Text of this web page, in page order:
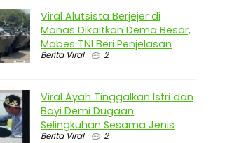
Viral Alutsista Berjejer di
Monas Dikaitkan Demo Besar,
Mabes TNI Beri Penjelasan
Berita Viral 2
Viral Ayah Tinggalkan Istri dan
Bayi Demi Dugaan
Selingkuhan Sesama Jenis
Berita Viral 2